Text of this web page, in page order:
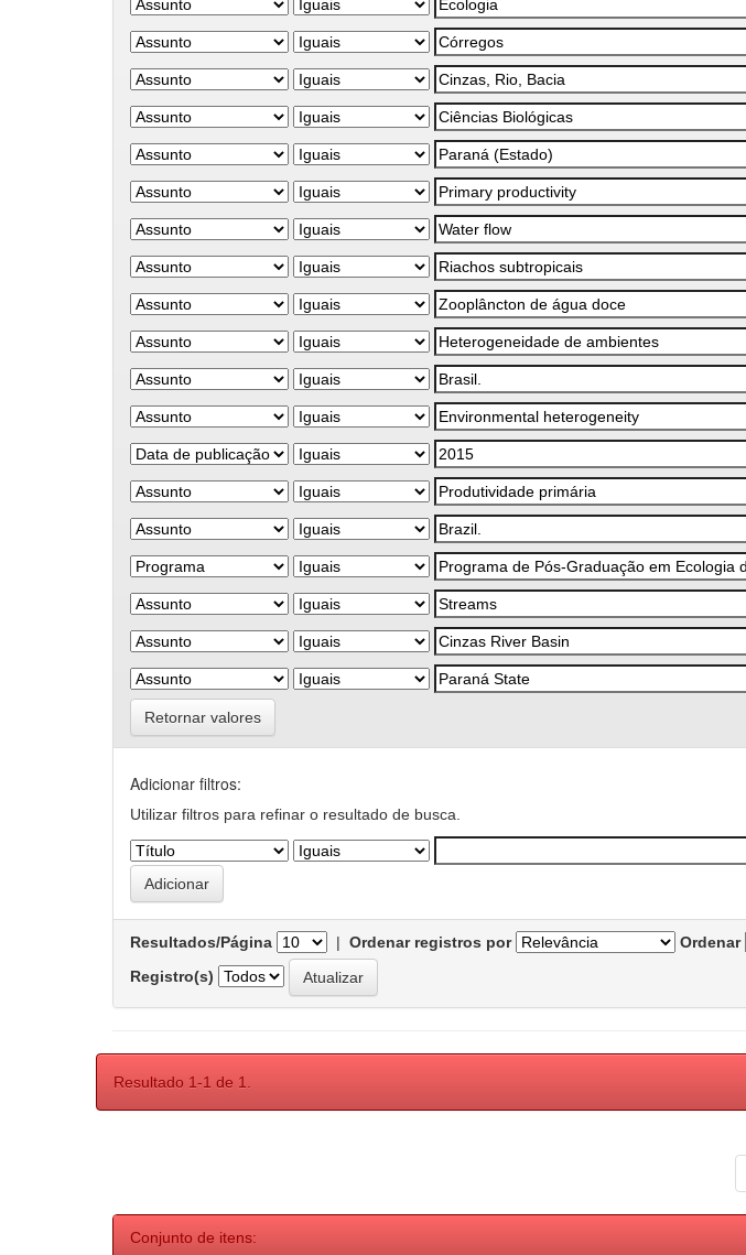
Retornar valores
Adicionar filtros:
Utilizar filtros para refinar o resultado de busca.
Resultados/Página | Ordenar registros por
Ordenar
Registro(s)
Resultado 1-1 de 1.
Conjunto de itens: